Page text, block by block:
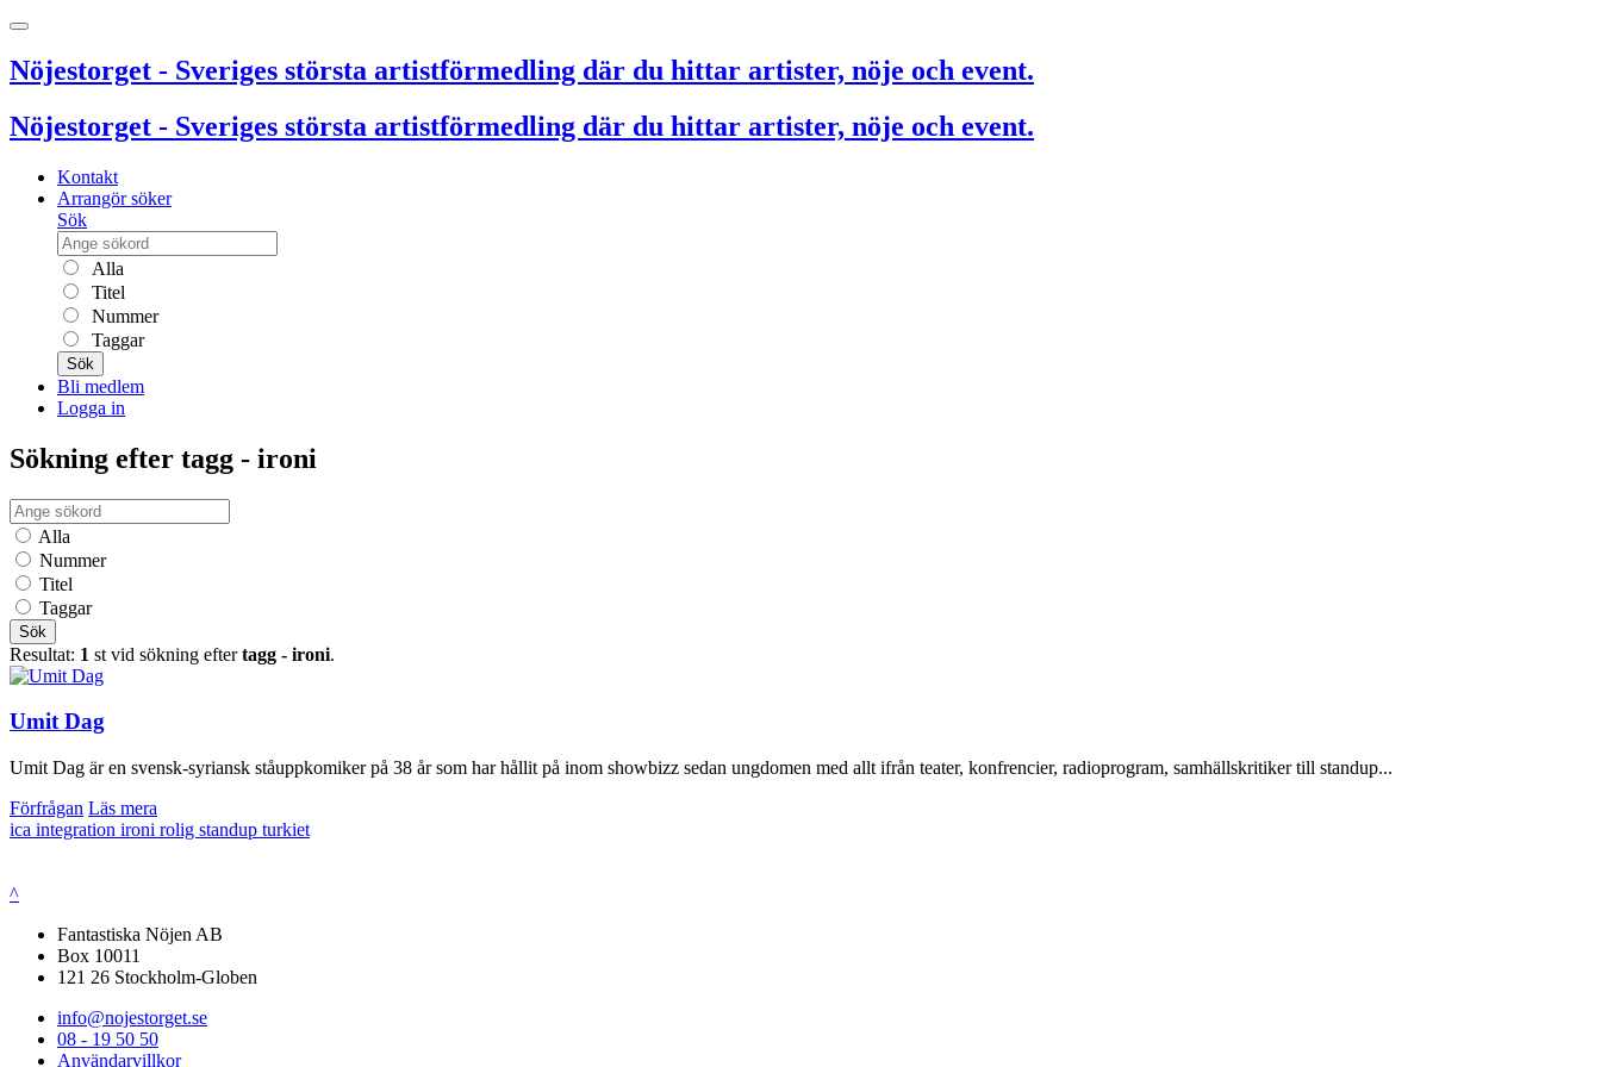
Nöjestorget - Sveriges största artistförmedling där du hittar artister, nöje och event.
Nöjestorget - Sveriges största artistförmedling där du hittar artister, nöje och event.
Kontakt
Arrangör söker
Sök
Alla
Titel
Nummer
Taggar
Sök
Bli medlem
Logga in
Sökning efter tagg - ironi
Alla
Nummer
Titel
Taggar
Sök
Resultat: 1 st vid sökning eftertagg - ironi.
Umit Dag
Umit Dag är en svensk-syriansk ståuppkomiker på 38 år som har hållit på inom showbizz sedan ungdomen med allt ifrån teater, konfrencier, radioprogram, samhällskritiker till standup...
Förfrågan Läs mera
ica integration ironi rolig standup turkiet
^
Fantastiska Nöjen AB
Box 10011
121 26 Stockholm-Globen
info@nojestorget.se
08 - 19 50 50
Användarvillkor